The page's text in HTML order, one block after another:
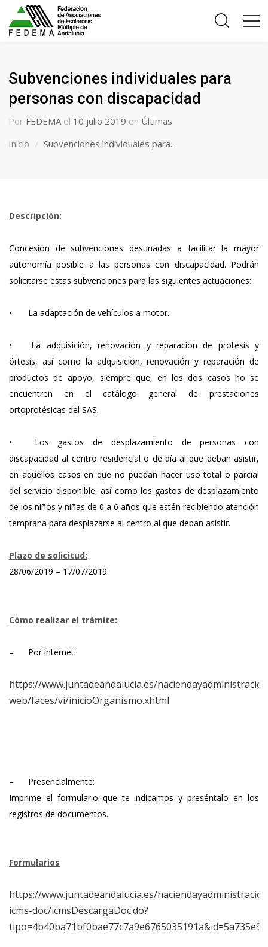
Subvenciones individuales para
personas con discapacidad
Por FEDEMA el 10 julio 2019 en Últimas
Inicio
Subvenciones individuales para...
Descripción:
Concesión de subvenciones destinadas a facilitar la mayor
autonomía posible a las personas con discapacidad. Podrán
solicitarse estas subvenciones para las siguientes actuaciones:
• La adaptación de vehículos a motor.
•
La adquisición, renovación y reparación de prótesis y
órtesis, así como la adquisición, renovación y reparación de
productos de apoyo, siempre que, en los dos casos no se
encuentren en el catálogo general de prestaciones
ortoprotésicas del SAS.
•
Los gastos de desplazamiento de personas con
discapacidad al centro residencial o de día al que deban asistir,
en aquellos casos en que no puedan hacer uso total o parcial
del servicio disponible, así como los gastos de desplazamiento
de los niños y niñas de 0 a 6 años que estén recibiendo atención
temprana para desplazarse al centro al que deban asistir.
Plazo de solicitud:
28/06/2019 – 17/07/2019
Cómo realizar el trámite:
– Por internet:
https://www.juntadeandalucia.es/
web/faces/vi/inicioOrganismo.xhtml
–
Presencialmente:
Imprime el formulario que te indicamos y preséntalo en los
registros de documentos.
Formularios
https://www.juntadeandalucia.es/
icms-doc/icmsDescargaDoc.do?